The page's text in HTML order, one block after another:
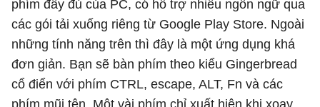
phím đầy đủ của PC, có hỗ trợ nhiều ngôn ngữ qua
các gói tải xuống riêng từ Google Play Store. Ngoài
những tính năng trên thì đây là một ứng dụng khá
đơn giản. Bạn sẽ bàn phím theo kiểu Gingerbread
cổ điển với phím CTRL, escape, ALT, Fn và các
phím mũi tên. Một vài phím chỉ xuất hiện khi xoay